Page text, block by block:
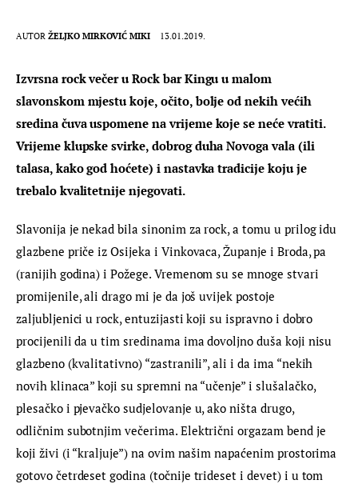
AUTOR ŽELJKO MIRKOVIĆ MIKI 13.01.2019.
Izvrsna rock večer u Rock bar Kingu u malom
slavonskom mjestu koje, očito, bolje od nekih većih
sredina čuva uspomene na vrijeme koje se neće vratiti.
Vrijeme klupske svirke, dobrog duha Novoga vala (ili
talasa, kako god hoćete) i nastavka tradicije koju je
trebalo kvalitetnije njegovati.
Slavonija je nekad bila sinonim za rock, a tomu u prilog idu
glazbene priče iz Osijeka i Vinkovaca, Županje i Broda, pa
(ranijih godina) i Požege. Vremenom su se mnoge stvari
promijenile, ali drago mi je da još uvijek postoje
zaljubljenici u rock, entuzijasti koji su ispravno i dobro
procijenili da u tim sredinama ima dovoljno duša koji nisu
glazbeno (kvalitativno) “zastranili”, ali i da ima “nekih
novih klinaca” koji su spremni na “učenje” i slušalačko,
plesačko i pjevačko sudjelovanje u, ako ništa drugo,
odličnim subotnjim večerima. Električni orgazam bend je
koji živi (i “kraljuje”) na ovim našim napaćenim prostorima
gotovo četrdeset godina (točnije trideset i devet) i u tom